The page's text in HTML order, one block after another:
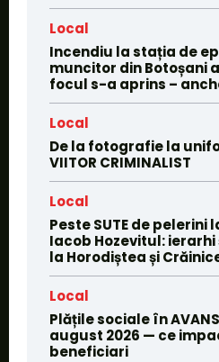
Local
Incendiu la stația de
muncitor din Botoșani
focul s-a aprins –
Local
De la fotografie la
VIITOR CRIMINALIST
Local
Peste SUTE de
Iacob Hozevitul:
la Horodiștea și
Local
Plățile sociale în
august 2026 — ce
beneficiari